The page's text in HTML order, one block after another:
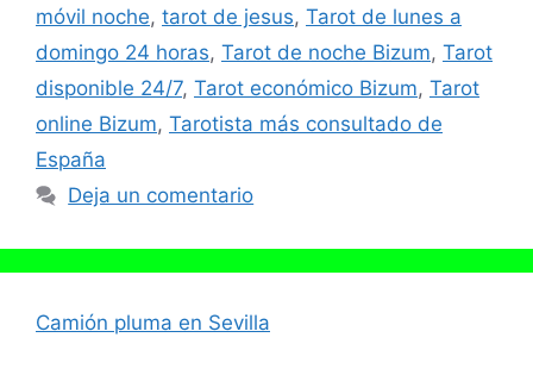
móvil noche, tarot de jesus, Tarot de lunes a
domingo 24 horas, Tarot de noche Bizum, Tarot
disponible 24/7, Tarot económico Bizum, Tarot
online Bizum, Tarotista más consultado de
España
Deja un comentario
Camión pluma en Sevilla